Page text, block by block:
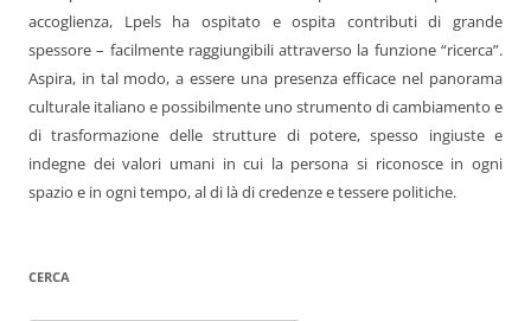
accoglienza, Lpels ha ospitato e ospita contributi di grande
spessore – facilmente raggiungibili attraverso la funzione “ricerca”.
Aspira, in tal modo, a essere una presenza efficace nel panorama
culturale italiano e possibilmente uno strumento di cambiamento e
di trasformazione delle strutture di potere, spesso ingiuste e
indegne dei valori umani in cui la persona si riconosce in ogni
spazio e in ogni tempo, al di là di credenze e tessere politiche.
CERCA